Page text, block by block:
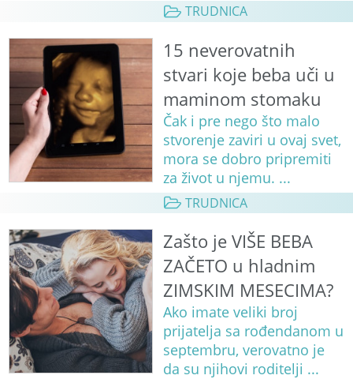
TRUDNICA
15 neverovatnih
stvari koje beba uči u
maminom stomaku
Čak i pre nego što malo
stvorenje zaviri u ovaj svet,
mora se dobro pripremiti
za život u njemu. ...
TRUDNICA
Zašto je VIŠE BEBA
ZAČETO u hladnim
ZIMSKIM MESECIMA?
Ako imate veliki broj
prijatelja sa rođendanom u
septembru, verovatno je
da su njihovi roditelji ...